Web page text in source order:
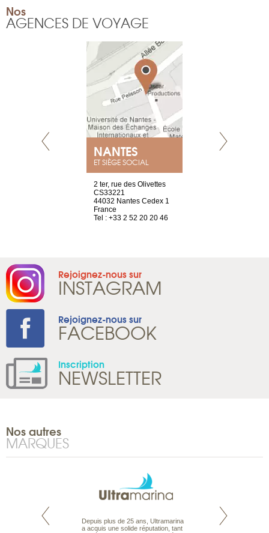
Nos
AGENCES DE VOYAGE
NANTES
ET SIÈGE SOCIAL
2 ter, rue des Olivettes
CS33221
44032 Nantes Cedex 1
France
Tel : +33 2 52 20 20 46
Rejoignez-nous sur
INSTAGRAM
Rejoignez-nous sur
FACEBOOK
Inscription
NEWSLETTER
Nos autres
MARQUES
propose tous
Depuis plus de 25 ans, Ultramarina
a acquis une solide réputation, tant
Parce que nous